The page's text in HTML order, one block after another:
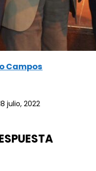
Campos
julio, 2022